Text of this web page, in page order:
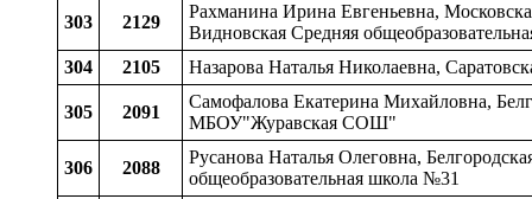
303 2129
Рахманина Ирина Евгеньевна,
Видновская Средняя
304
2105 Назарова Наталья Николаевна,
305 2091
Самофалова Екатерина Михайловна,
МБОУ"Журавская СОШ"
306 2088
Русанова Наталья Олеговна,
общеобразовательная школа №31